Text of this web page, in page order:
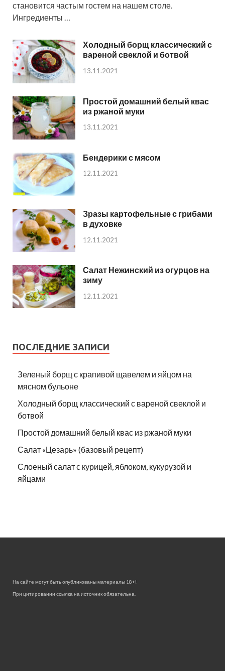
становится частым гостем на нашем столе.
Ингредиенты …
Холодный борщ классический с
вареной свеклой и ботвой
13.11.2021
Простой домашний белый квас
из ржаной муки
13.11.2021
Бендерики с мясом
12.11.2021
Зразы картофельные с грибами
в духовке
12.11.2021
Салат Нежинский из огурцов на
зиму
12.11.2021
ПОСЛЕДНИЕ ЗАПИСИ
Зеленый борщ с крапивой щавелем и яйцом на
мясном бульоне
Холодный борщ классический с вареной свеклой и
ботвой
Простой домашний белый квас из ржаной муки
Салат «Цезарь» (базовый рецепт)
Слоеный салат с курицей, яблоком, кукурузой и
яйцами
На сайте могут быть опубликованы материалы 18+!
При цитировании ссылка на источник обязательна.